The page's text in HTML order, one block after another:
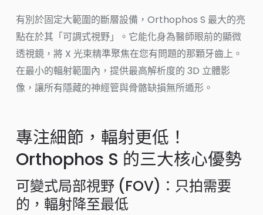
有別於固定大範圍的斷層設備，Orthophos S 最大的亮
點在於其「可調式視野」。它能化身為醫師眼前的顯微
透視鏡，將 X 光束精準聚焦在您有問題的那顆牙齒上。
在最小的輻射範圍內，提供最高解析度的 3D 立體影
像，讓所有隱藏的神經管與骨骼缺損無所遁形。
專注細節，輻射更低！
Orthophos S 的三大核心優勢
可變式局部視野 (FOV)：只拍需要
的，輻射降至最低